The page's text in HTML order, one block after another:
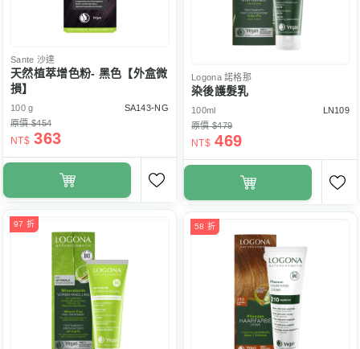
Sante 沙達
天然植萃增色粉- 黑色【外盒微
損】
100 g
SA143-NG
原價 $454
NT$ 363
Logona諾格那
染後護髮乳
100ml
LN109
原價 $479
NT$ 469
97 折 58 折